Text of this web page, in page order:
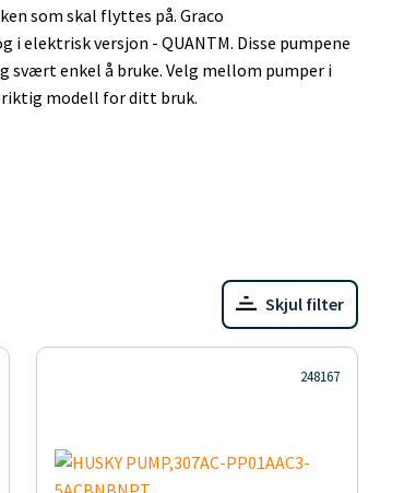
som skal flyttes på. Graco
elektrisk versjon - QUANTM. Disse pumpene
svært enkel å bruke. Velg mellom pumper i
modell for ditt bruk.
Skjul filter
248167